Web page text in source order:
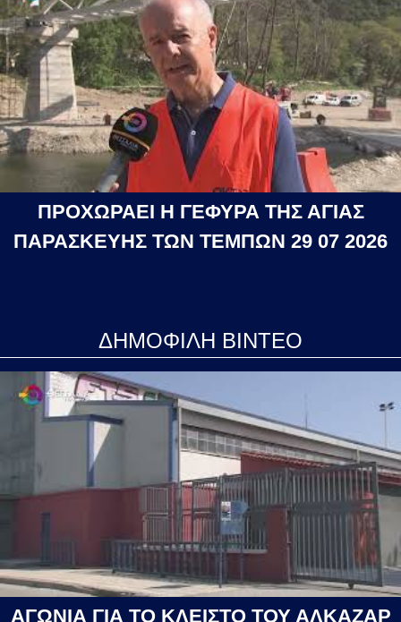
ΠΡΟΧΩΡΑΕΙ Η ΓΕΦΥΡΑ ΤΗΣ ΑΓΙΑΣ
ΠΑΡΑΣΚΕΥΗΣ ΤΩΝ ΤΕΜΠΩΝ 29 07 2026
ΔΗΜΟΦΙΛΗ ΒΙΝΤΕΟ
ΑΓΩΝΙΑ ΓΙΑ ΤΟ ΚΛΕΙΣΤΟ ΤΟΥ ΑΛΚΑΖΑΡ